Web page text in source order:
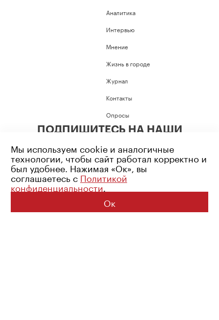
Аналитика
Интервью
Мнение
Жизнь в городе
Журнал
Контакты
Опросы
ПОДПИШИТЕСЬ НА НАШИ
Возрастное ограничение: 16+
Политика конфиденциальности
© 2026 Все права защищены
Мы используем cookie и аналогичные
технологии, чтобы сайт работал корректно и
был удобнее. Нажимая «Ок», вы
соглашаетесь с Политикой
конфиденциальности.
Ок